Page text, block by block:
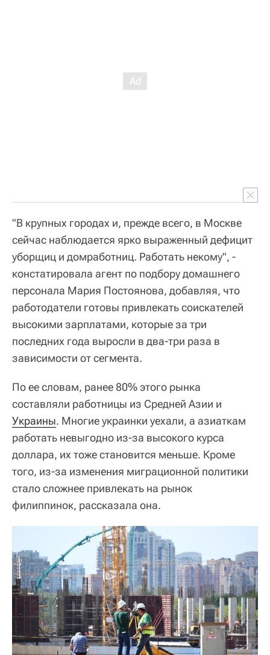
"В крупных городах и, прежде всего, в Москве
сейчас наблюдается ярко выраженный дефицит
уборщиц и домработниц. Работать некому", -
констатировала агент по подбору домашнего
персонала Мария Постоянова, добавляя, что
работодатели готовы привлекать соискателей
высокими зарплатами, которые за три
последних года выросли в два-три раза в
зависимости от сегмента.
По ее словам, ранее 80% этого рынка
составляли работницы из Средней Азии и
Украины. Многие украинки уехали, а азиаткам
работать невыгодно из-за высокого курса
доллара, их тоже становится меньше. Кроме
того, из-за изменения миграционной политики
стало сложнее привлекать на рынок
филиппинок, рассказала она.